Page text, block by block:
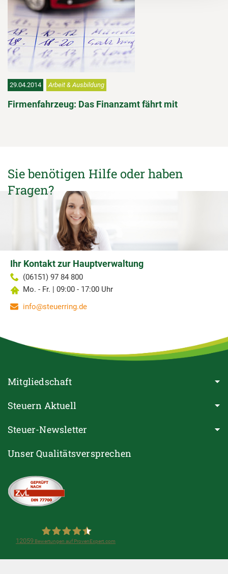
29.04.2014 Arbeit & Ausbildung
Firmenfahrzeug: Das Finanzamt fährt mit
Sie benötigen Hilfe oder haben
Fragen?
Ihr Kontakt zur Hauptverwaltung
(06151) 97 84 800
Mo. - Fr. | 09:00 - 17:00 Uhr
info@steuerring.de
Mitgliedschaft
Steuern Aktuell
Steuer-Newsletter
Unser Qualitätsversprechen
12059 Bewertungen auf ProvenExpert.com